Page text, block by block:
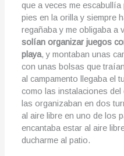
que a veces me
pies en la orilla y siempre
regañaba y me obligaba a
solían organizar juegos
playa, y montaban unas
con unas bolsas que
al campamento llegaba el
como las instalaciones
las organizaban en dos
al aire libre en uno de los
encantaba estar al aire
ducharme al patio.